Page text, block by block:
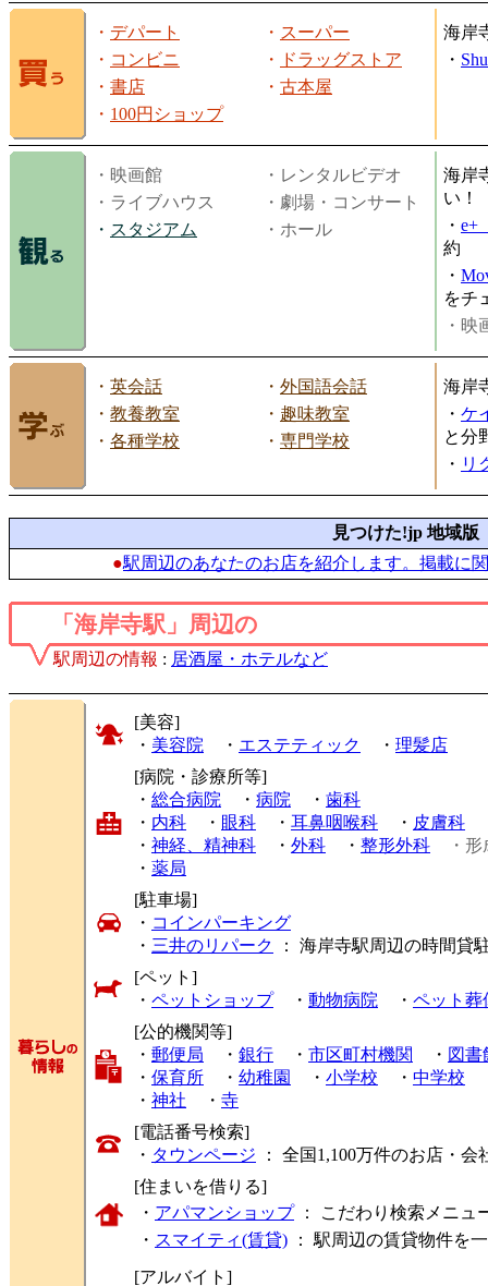
・ デパート ・ スーパー
・ コンビニ ・
ドラッグストア
・ 書店 ・ 古本屋
・ 100円ショップ
海岸
・
・映画館
・レンタルビデオ
・ライブハウス
・劇場・コンサート
・ スタジアム ・ホール
海岸
い！
・ e+
約
・
をチ
・映
・ 英会話 ・ 外国語会話
・ 教養教室 ・ 趣味教室
・ 各種学校 ・ 専門学校
海岸
・ ケ
と分
・ リ
見つけた!jp 地域版
●駅周辺のあなたのお店を紹介します。掲載に
「海岸寺駅」周辺の
駅周辺の情報 : 居酒屋・ホテルなど
[美容]
・ 美容院 ・ エステティック ・ 理髪店
[病院・診療所等]
・ 総合病院 ・ 病院 ・ 歯科
・ 内科 ・ 眼科 ・ 耳鼻咽喉科 ・ 皮膚科
・ 神経、精神科 ・ 外科 ・ 整形外科
・
・ 薬局
[駐車場]
・ コインパーキング
・ 三井のリパーク
： 海岸寺駅周辺の時間貸
[ペット]
・ ペットショップ・ 動物病院 ・ ペット葬
[公的機関等]
・ 郵便局 ・ 銀行 ・ 市区町村機関 ・ 図書
・ 保育所 ・ 幼稚園 ・ 小学校 ・ 中学校
・ 神社 ・ 寺
[電話番号検索]
・ タウンページ ： 全国1,100万件のお店・
[住まいを借りる]
・ アパマンショップ： こだわり検索メニュ
・ スマイティ(賃貸) ： 駅周辺の賃貸物件を
[アルバイト]